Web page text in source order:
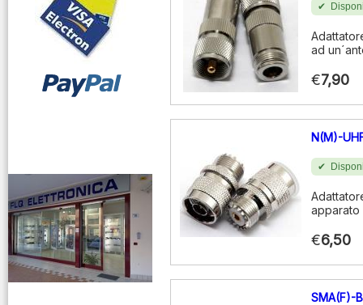
ad
€7,90
N(M)-
apparato
€6,50
SMA(F)-